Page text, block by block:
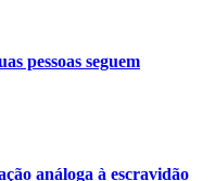
pessoas seguem
análoga à escravidão